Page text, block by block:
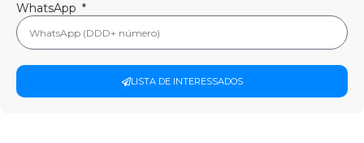
WhatsApp
LISTA DE INTERESSADOS